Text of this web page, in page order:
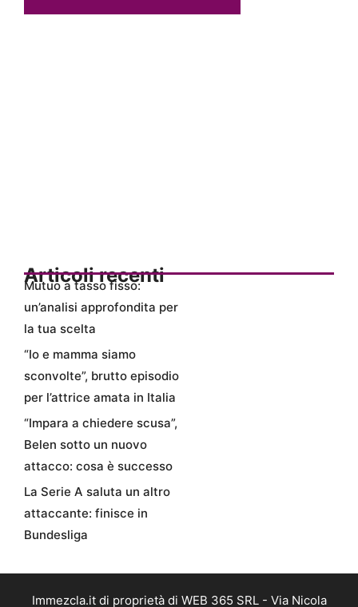
Articoli recenti
Mutuo a tasso fisso:
un’analisi approfondita per
la tua scelta
“Io e mamma siamo
sconvolte”, brutto episodio
per l’attrice amata in Italia
“Impara a chiedere scusa”,
Belen sotto un nuovo
attacco: cosa è successo
La Serie A saluta un altro
attaccante: finisce in
Bundesliga
Immezcla.it di proprietà di WEB 365 SRL - Via Nicola